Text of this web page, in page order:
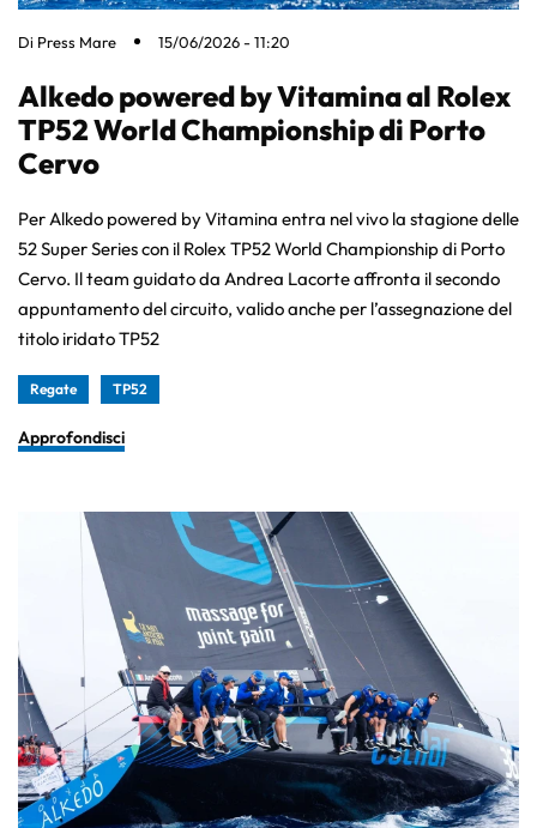
Di Press Mare 15/06/2026 - 11:20
Alkedo powered by Vitamina al Rolex
TP52 World Championship di Porto
Cervo
Per Alkedo powered by Vitamina entra nel vivo la stagione delle
52 Super Series con il Rolex TP52 World Championship di Porto
Cervo. Il team guidato da Andrea Lacorte affronta il secondo
appuntamento del circuito, valido anche per l’assegnazione del
titolo iridato TP52
Regate TP52
Approfondisci